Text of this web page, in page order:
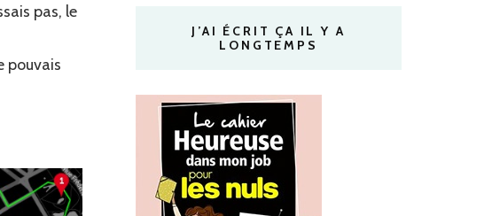
pas, le
pouvais
J’AI ÉCRIT ÇA IL Y A
LONGTEMPS